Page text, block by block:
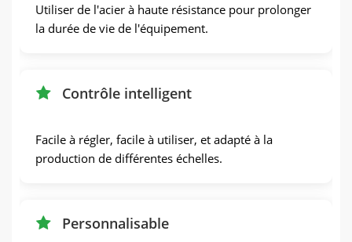
Utiliser de l'acier à haute résistance pour prolonger
la durée de vie de l'équipement.
Contrôle intelligent
Facile à régler, facile à utiliser, et adapté à la
production de différentes échelles.
Personnalisable